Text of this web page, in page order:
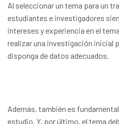
Al seleccionar un tema para un
estudiantes e investigadores
intereses y experiencia en el
realizar una investigación inicial
disponga de datos adecuados.
Además, también es
estudio. Y, por último, el tema